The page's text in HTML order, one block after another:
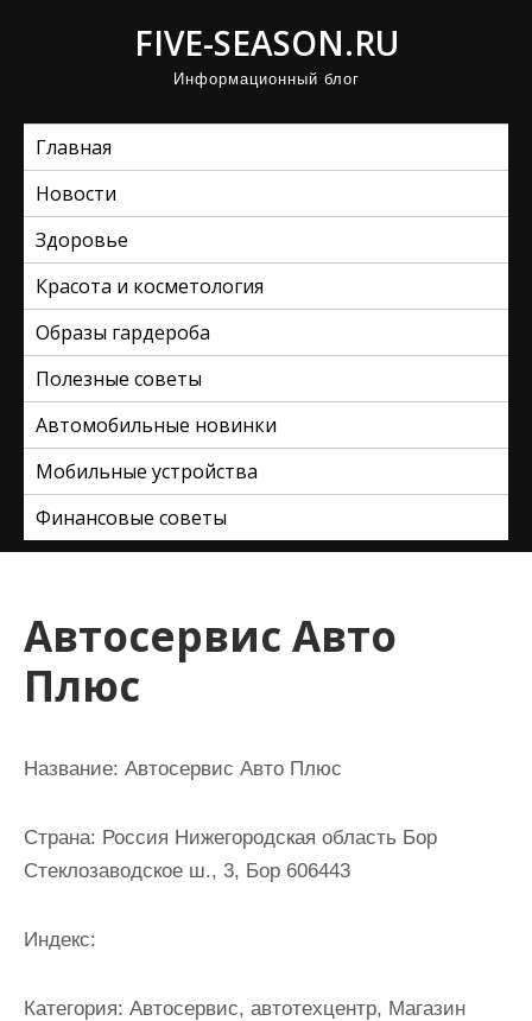
и
FIVE-SEASON.RU
Информационный блог
Главная
Новости
Здоровье
Красота и косметология
Образы гардероба
Полезные советы
Автомобильные новинки
Мобильные устройства
Финансовые советы
Автосервис Авто
Плюс
Название: Автосервис Авто Плюс
Страна: Россия Нижегородская область Бор
Стеклозаводское ш., 3, Бор 606443
Индекс:
Категория: Автосервис, автотехцентр, Магазин